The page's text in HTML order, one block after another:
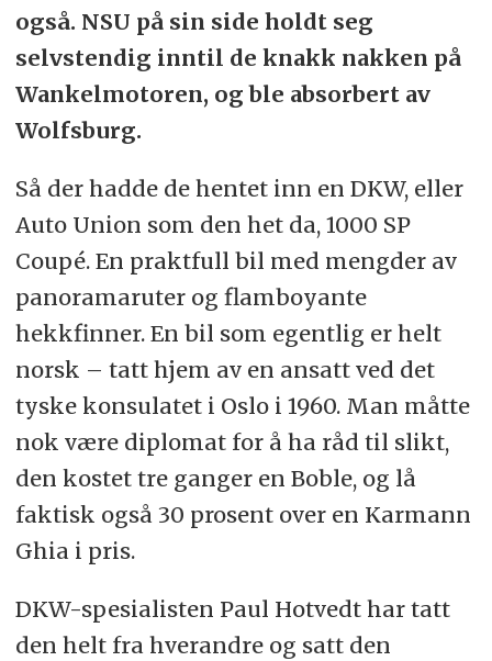
også. NSU på sin side holdt seg
selvstendig inntil de knakk nakken på
Wankelmotoren, og ble absorbert av
Wolfsburg.
Så der hadde de hentet inn en DKW, eller
Auto Union som den het da, 1000 SP
Coupé. En praktfull bil med mengder av
panoramaruter og flamboyante
hekkfinner. En bil som egentlig er helt
norsk – tatt hjem av en ansatt ved det
tyske konsulatet i Oslo i 1960. Man måtte
nok være diplomat for å ha råd til slikt,
den kostet tre ganger en Boble, og lå
faktisk også 30 prosent over en Karmann
Ghia i pris.
DKW-spesialisten Paul Hotvedt har tatt
den helt fra hverandre og satt den